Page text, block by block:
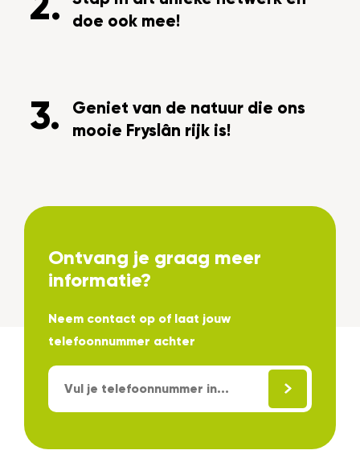
doe ook mee!
Geniet van de natuur die ons
mooie Fryslân rijk is!
Ontvang je graag meer
informatie?
Neem contact op of laat jouw
telefoonnummer achter